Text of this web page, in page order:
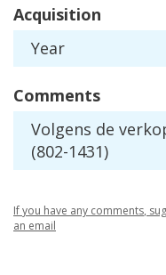
Acquisition
Year
Comments
Volgens de
(802-1431)
Ifyou have any comments,
an email